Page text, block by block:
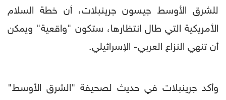
للشرق الأوسط جيسون جرينبلات، أن خطة السلام
الأمريكية التي طال انتظارها، ستكون "واقعية" ويمكن
أن تنهي النزاع العربي- الإسرائيلي.
وأكد جرينبلات في حديث لصحيفة "الشرق الأوسط"